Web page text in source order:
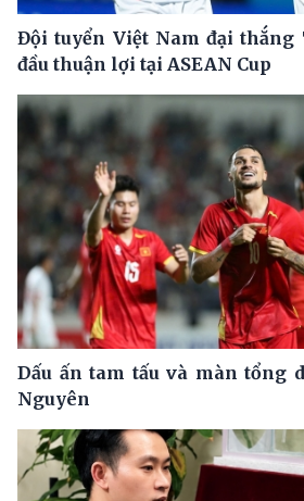
Đội tuyển Việt Nam đại thắng
đầu thuận lợi tại ASEAN Cup
Dấu ấn tam tấu và màn tổng
Nguyên